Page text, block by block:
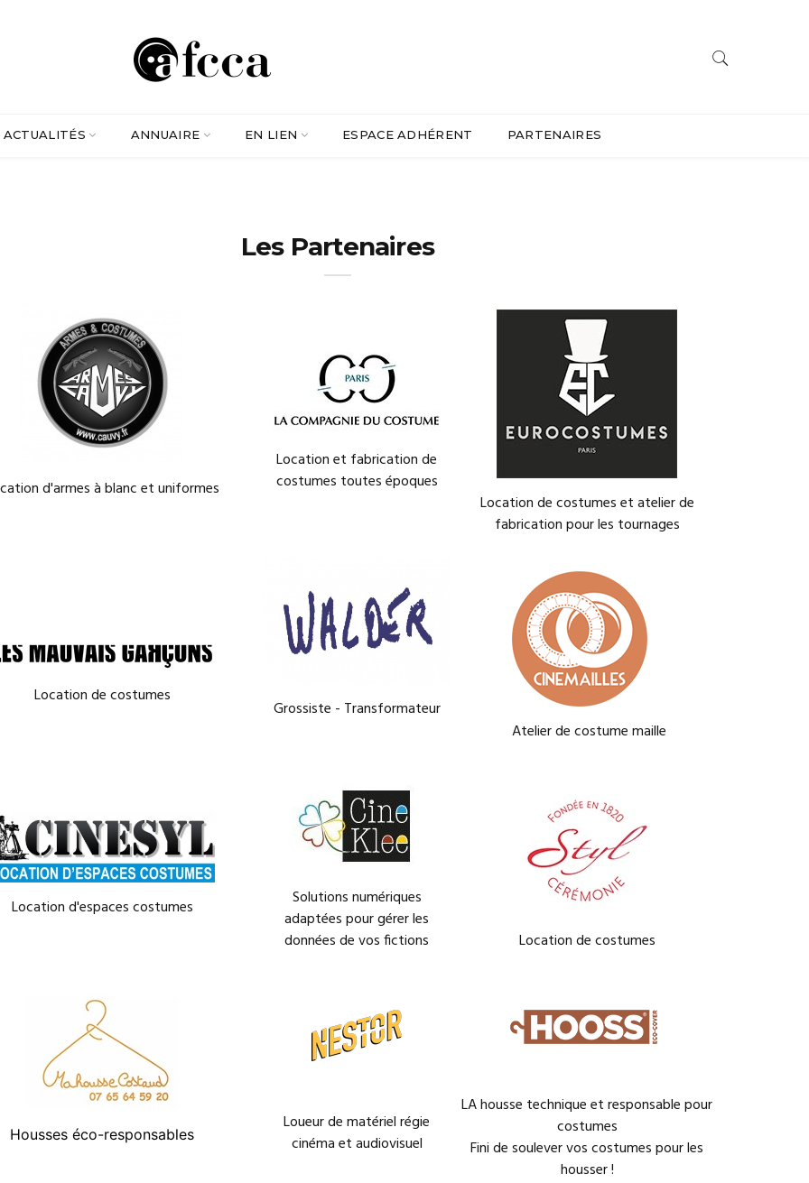
ACTUALITÉS ANNUAIRE EN LIEN ESPACE ADHÉRENT PARTENAIRES
Les Partenaires
d'armes à blanc et uniformes
Location et fabrication de
costumes toutes époques
Location de costumes et atelier de
fabrication pour les tournages
Location de costumes
Grossiste - Transformateur
Atelier de costume maille
Location d'espaces costumes
Solutions numériques
adaptées pour gérer les
données de vos fictions
Location de costumes
Housses éco-responsables
Loueur de matériel régie
cinéma et audiovisuel
LA housse technique et responsable pour
costumes
Fini de soulever vos costumes pour les
housser !